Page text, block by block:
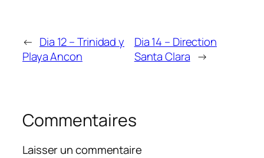
← Dia 12 – Trinidad y
Playa Ancon
Dia 14 – Direction
Santa Clara →
Commentaires
Laisser un commentaire